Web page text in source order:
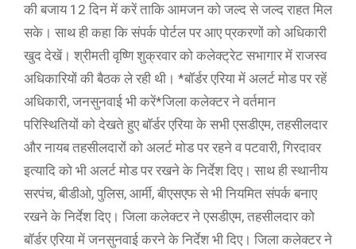
की बजाय 12 दिन में करें ताकि आमजन को जल्द से जल्द राहत मिल
सके। साथ ही कहा कि संपर्क पोर्टल पर आए प्रकरणों को अधिकारी
खुद देखें। श्रीमती वृष्णि शुक्रवार को कलेक्ट्रेट सभागार में राजस्व
अधिकारियों की बैठक ले रही थी। *बॉर्डर एरिया में अलर्ट मोड पर रहें
अधिकारी, जनसुनवाई भी करें*जिला कलेक्टर ने वर्तमान
परिस्थितियों को देखते हुए बॉर्डर एरिया के सभी एसडीएम, तहसीलदार
और नायब तहसीलदारों को अलर्ट मोड पर रहने व पटवारी, गिरदावर
इत्यादि को भी अलर्ट मोड पर रखने के निर्देश दिए। साथ ही स्थानीय
सरपंच, बीडीओ, पुलिस, आर्मी, बीएसएफ से भी नियमित संपर्क बनाए
रखने के निर्देश दिए। जिला कलेक्टर ने एसडीएम, तहसीलदार को
बॉर्डर एरिया में जनसुनवाई करने के निर्देश भी दिए। जिला कलेक्टर ने